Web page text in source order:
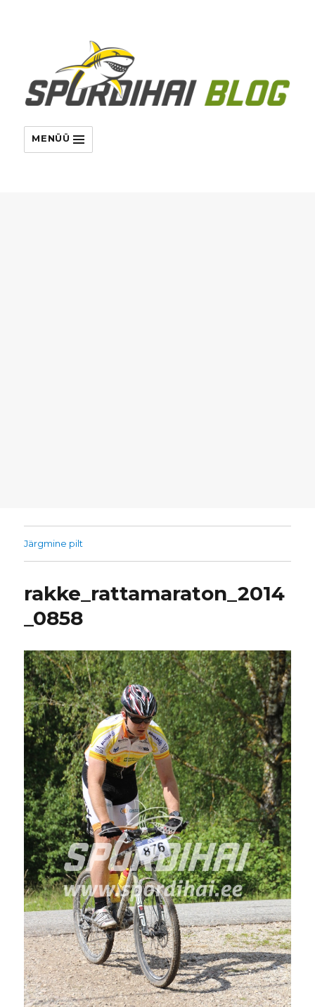
MENÜÜ
Järgmine pilt
rakke_rattamaraton_2014
_0858